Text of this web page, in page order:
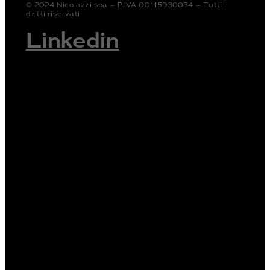
© 2024 Nicolazzi spa – P.IVA 00115930034 – Tutti i
diritti riservati
Linkedin